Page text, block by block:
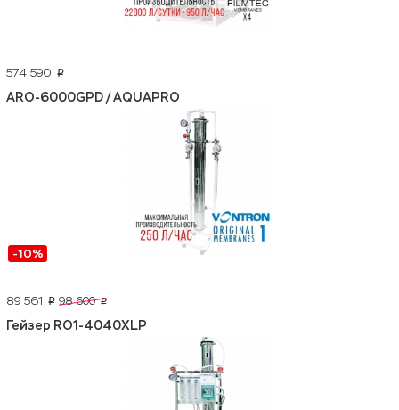
574 590 p
ARO-6000GPD / AQUAPRO
-10%
89 561 p 98 600 p
Гейзер RO1-4040XLP